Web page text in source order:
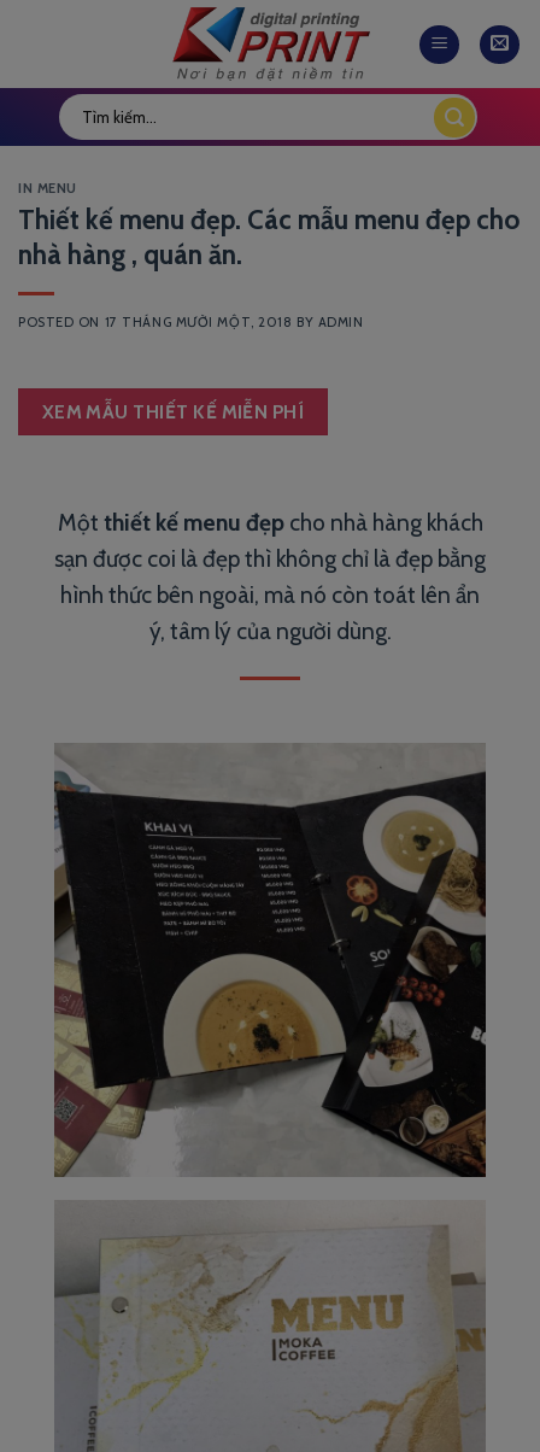
IN MENU
Thiết kế menu đẹp. Các mẫu menu đẹp cho
nhà hàng , quán ăn.
POSTED ON 17 THÁNG MƯỜI MỘT, 2018 BY ADMIN
XEM MẪU THIẾT KẾ MIỄN PHÍ
Một thiết kế menu đẹpcho nhà hàng khách
sạn được coi là đẹp thì không chỉ là đẹp bằng
hình thức bên ngoài, mà nó còn toát lên ẩn
ý, tâm lý của người dùng.
PROJECT 1
VIEW NOW
PROJECT 2
VIEW NOW